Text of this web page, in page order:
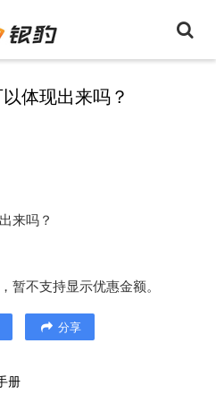
体现出来吗？
来吗？
暂不支持显示优惠金额。
分享
册